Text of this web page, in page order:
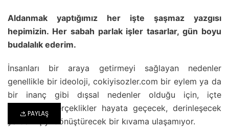
PAYLAŞ
Aldanmak yaptığımız her işte şaşmaz yazgısı
hepimizin. Her sabah parlak işler tasarlar, gün boyu
budalalık ederim.
İnsanları bir araya getirmeyi sağlayan nedenler
genellikle bir ideoloji, cokiyisozler.com bir eylem ya da
bir inanç gibi dışsal nedenler olduğu için, içte
yakalanan gerçeklikler hayata geçecek, derinleşecek
ya da kişiyi dönüştürecek bir kıvama ulaşamıyor.